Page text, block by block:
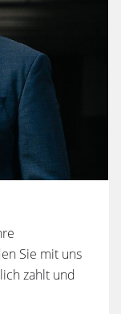
Sie mit uns
zahlt und